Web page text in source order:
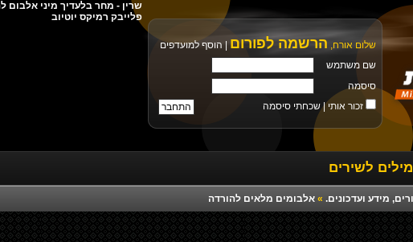
שלום אורח, הרשמה לפורום
הוסף למועדפים
שם משתמש
סיסמה
זכור אותי |שכחתי סיסמה
פלייבק רמיקס יוטיוב
מילים לשירים
מידע ועדכונים. » אלבומים מלאים להורדה